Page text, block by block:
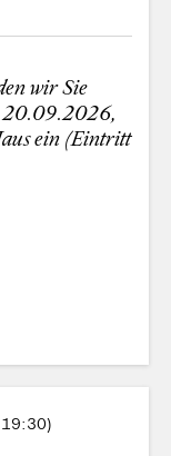
wir Sie
20.09.2026,
ein (Eintritt